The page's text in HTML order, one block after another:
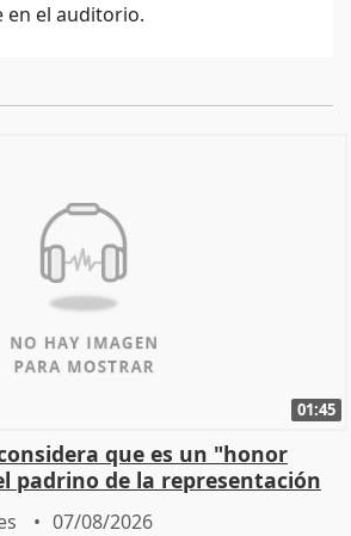
en el auditorio.
01:45
que es un "honor
padrino de la representación
07/08/2026